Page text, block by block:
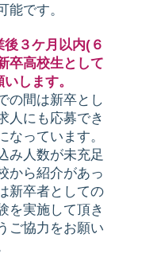
能です。
３ケ月以内(６
卒高校生として
します。
の間は新卒とし
人にも応募でき
なっています。
み人数が未充足
から紹介があっ
新卒者としての
を実施して頂き
ご協力をお願い